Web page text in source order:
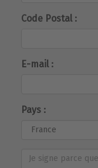
Code Postal :
E-mail :
Pays :